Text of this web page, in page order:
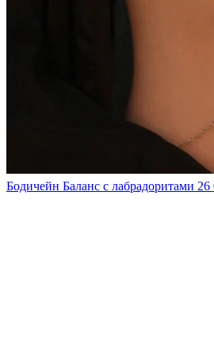
Бодичейн Баланс с лабрадоритами 26